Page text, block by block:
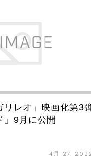
リレオ」映画化第3
」9月に公開
4月 27,